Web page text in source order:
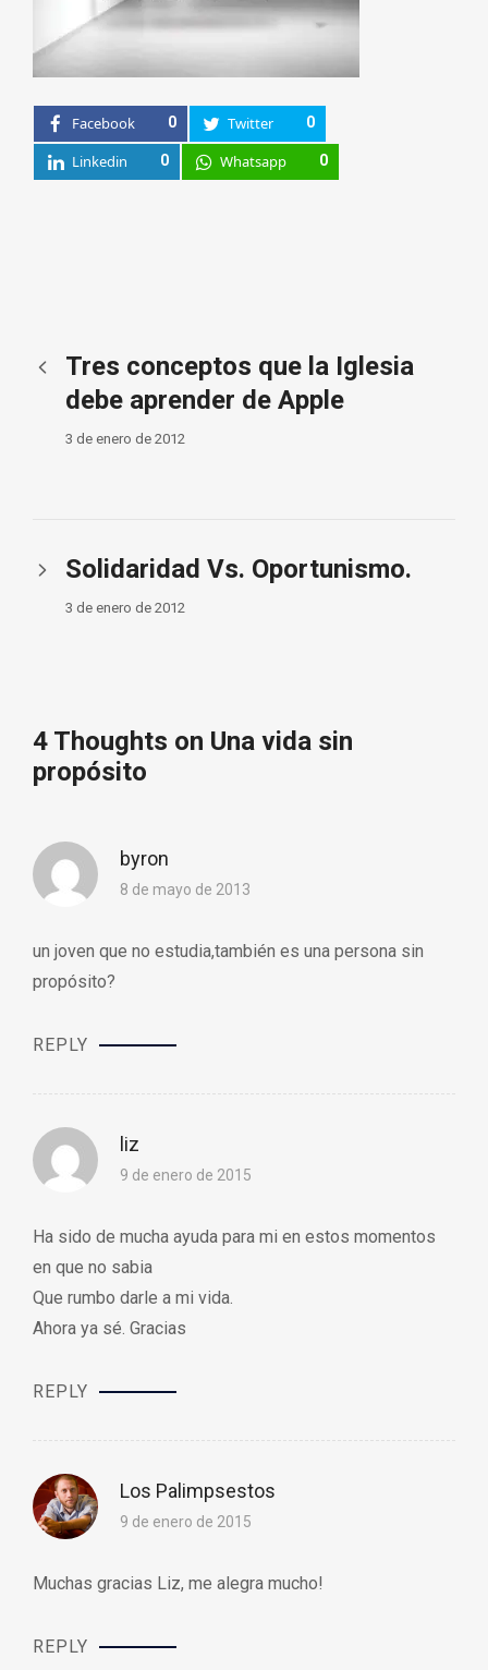
Facebook 0 Twitter 0
Linkedin 0 Whatsapp 0
Tres conceptos que la Iglesia
debe aprender de Apple
3 de enero de 2012
Solidaridad Vs. Oportunismo.
3 de enero de 2012
4 Thoughts on Una vida sin
propósito
byron
8 de mayo de 2013
un joven que no estudia,también es una persona sin
propósito?
REPLY
liz
9 de enero de 2015
Ha sido de mucha ayuda para mi en estos momentos
en que no sabia
Que rumbo darle a mi vida.
Ahora ya sé. Gracias
REPLY
Los Palimpsestos
9 de enero de 2015
Muchas gracias Liz, me alegra mucho!
REPLY